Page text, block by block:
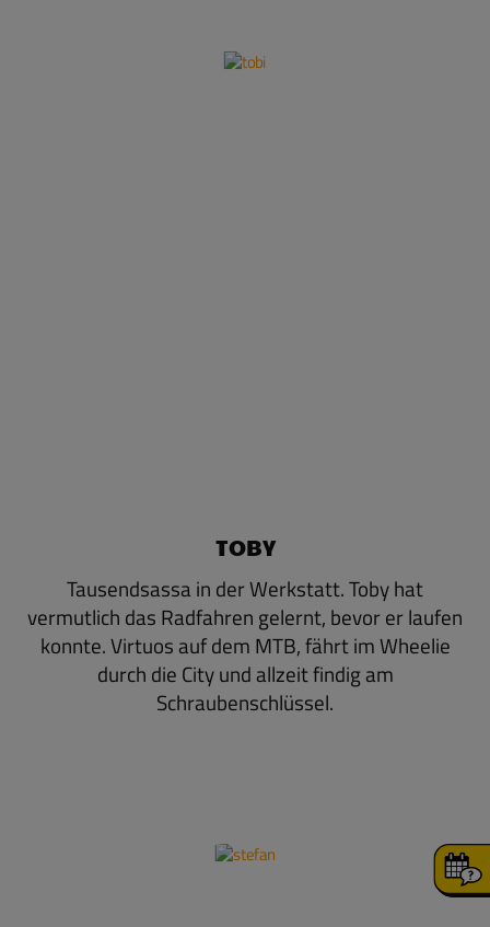
TOBY
Tausendsassa in der Werkstatt. Toby hat
vermutlich das Radfahren gelernt, bevor er laufen
konnte. Virtuos auf dem MTB, fährt im Wheelie
durch die City und allzeit findig am
Schraubenschlüssel.